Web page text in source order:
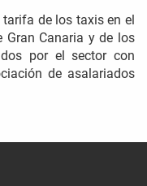
de los taxis en el
Gran Canaria y de los
por el sector con
de asalariados